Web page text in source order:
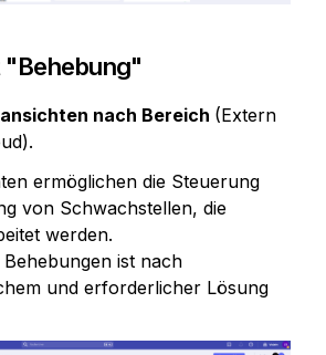
nach Bereich (Extern
ermöglichen die Steuerung
von Schwachstellen, die
werden.
ist nach
und erforderlicher Lösung